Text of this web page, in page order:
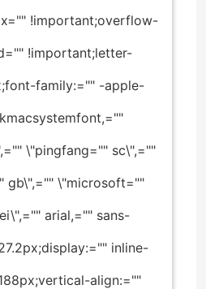
!important;overflow-
!important;letter-
family:="" -apple-
\"pingfang="" sc\",=""
gb\",="" \"microsoft=""
arial,="" sans-
inline-
align:=""